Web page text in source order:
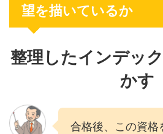
望を描いているか
整理したインデッ
かす
合格後、この資格